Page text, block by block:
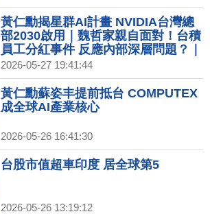
黃仁勳揭星群AI計畫 NVIDIA台灣總
部2030啟用｜魏哲家親自面對！台積
員工分紅事件 反應內部深層問題？｜
三星勞資達成分紅協議 工會拍板40萬
美元獎金｜調查：高德地圖APP讀個
資傳中 愛奇藝、B站都上榜｜改寫戰
爭規則！星鏈伊朗戰場立奇功 費用暴
2026-05-27 19:41:44
黃仁勳蘇姿丰提前抵台 COMPUTEX
成全球AI產業核心
2026-05-26 16:41:30
台股市值超車印度 居全球第5
2026-05-26 13:19:12